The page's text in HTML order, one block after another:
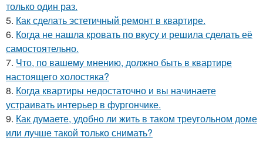
только один раз.
5. Как сделать эстетичный ремонт в квартире.
6. Когда не нашла кровать по вкусу и решила сделать её
самостоятельно.
7. Что, по вашему мнению, должно быть в квартире
настоящего холостяка?
8. Когда квартиры недостаточно и вы начинаете
устраивать интерьер в фургончике.
9. Как думаете, удобно ли жить в таком треугольном доме
или лучше такой только снимать?